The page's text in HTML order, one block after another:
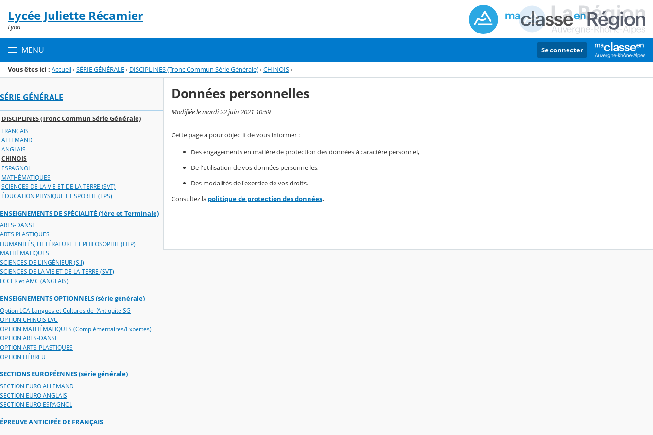
Menu de la rubrique
Contenu
Lycée Juliette Récamier
Lyon
MENU Se connecter
Vous êtes ici : Accueil›SÉRIE GÉNÉRALE› DISCIPLINES (Tronc Commun Série Générale)›CHINOIS›
SÉRIE GÉNÉRALE
DISCIPLINES (Tronc Commun Série Générale)
FRANÇAIS
ALLEMAND
ANGLAIS
CHINOIS
ESPAGNOL
MATHÉMATIQUES
SCIENCES DE LA VIE ET DE LA TERRE (SVT)
ÉDUCATION PHYSIQUE ET SPORTIE (EPS)
ENSEIGNEMENTS DE SPÉCIALITÉ (1ère et Terminale)
ARTS-DANSE
ARTS PLASTIQUES
HUMANITÉS, LITTÉRATURE ET PHILOSOPHIE (HLP)
MATHÉMATIQUES
SCIENCES DE L'INGÉNIEUR (S.I)
SCIENCES DE LA VIE ET DE LA TERRE (SVT)
LCCER et AMC (ANGLAIS)
ENSEIGNEMENTS OPTIONNELS (série générale)
Option LCA Langues et Cultures de l’Antiquité SG
OPTION CHINOIS LVC
OPTION MATHÉMATIQUES (Complémentaires/Expertes)
OPTION ARTS-DANSE
OPTION ARTS-PLASTIQUES
OPTION HÉBREU
SECTIONS EUROPÉENNES (série générale)
SECTION EURO ALLEMAND
SECTION EURO ANGLAIS
SECTION EURO ESPAGNOL
ÉPREUVE ANTICIPÉE DE FRANÇAIS
Données personnelles
Modifiée le mardi 22 juin 2021 10:59
Cette page a pour objectif de vous informer :
Des engagements en matière de protection des données à caractère personnel,
De l'utilisation de vos données personnelles,
Des modalités de l'exercice de vos droits.
Consultez la politique de protection des données.